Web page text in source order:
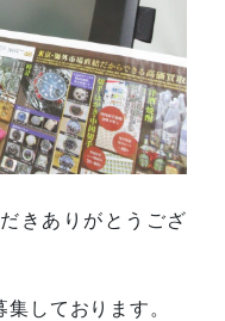
きありがとうござ
しております。